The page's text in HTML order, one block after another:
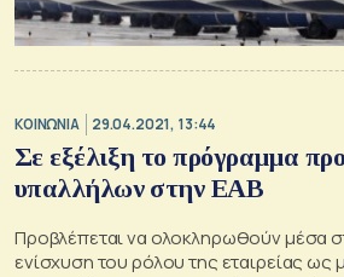
ΚΟΙΝΩΝΙΑ 29.04.2021, 13:44
Σε εξέλιξη το πρόγραμμα
υπαλλήλων στην ΕΑΒ
Προβλέπεται να ολοκληρωθούν μέσα
ενίσχυση του ρόλου της εταιρείας ως